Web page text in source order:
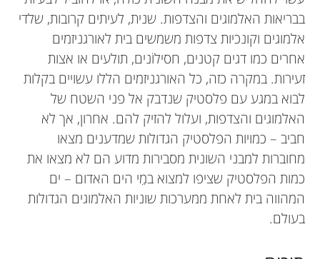
בבריאות האלמוגים והצדפות. שנית, לעיתים קרובות, שלדי
אלמוגים וקונכיות צדפות משמשים בית לאורגניזמים
אחרים כמו דגים קטנים, חסילוֹנים, תולעים או אצות
זעירות. במקרה כזה, כל האורגניזמים הללו עשויים בקלות
לבוא במגע עם פלסטיק שנדבק אל פני השטח של
האלמוגים והצדפות, ועלול להזיק להם. אחרון, אך לא
חביב – כמויות הפלסטיק הגדולות שמדענים מצאו
מחוברות למבני השונית מסבירות מדוע הם לא מצאו את
כמות הפלסטיק שציפו למצוא במֵי הים האדום – ים
המהווה בית לאחת ממערכות שוניות האלמוגים הגדולות
בעולם.